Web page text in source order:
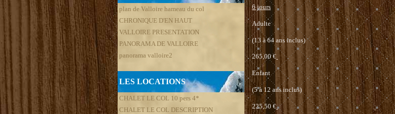
plan de Valloire hameau du col
CHRONIQUE D'EN HAUT
VALLOIRE PRESENTATION
PANORAMA DE VALLOIRE
panorama valloire2
LES LOCATIONS
CHALET LE COL 10 pers 4*
CHALET LE COL DESCRIPTION
6 jours
Adulte
(13 à 64 ans inclus)
265,00 €
Enfant
(5 à 12 ans inclus)
225,50 €